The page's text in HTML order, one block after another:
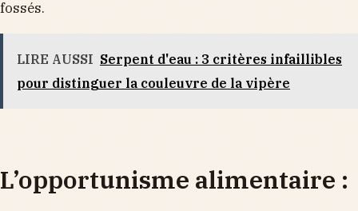
fossés.
LIRE AUSSI Serpent d'eau : 3 critères infaillibles
pour distinguer la couleuvre de la vipère
L’opportunisme alimentaire :